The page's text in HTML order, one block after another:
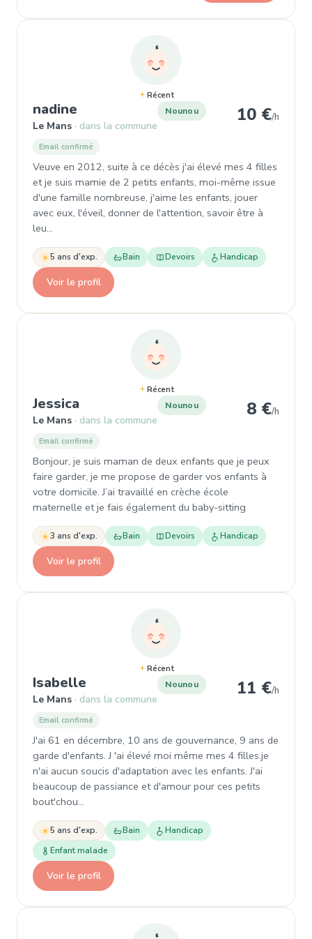
Récent
nadine , Nounou à Le Mans
Le Mans dans la commune
Nounou 10 €/h
Email confirmé
Veuve en 2012, suite à ce décès j'ai élevé mes 4 filles
et je suis mamie de 2 petits enfants, moi-même issue
d'une famille nombreuse, j'aime les enfants, jouer
avec eux, l'éveil, donner de l'attention, savoir être à
leu…
5 ans d'exp. Bain Devoirs Handicap
Voir le profil
Récent
Jessica , Nounou à Le Mans
Le Mans dans la commune
Nounou 8 €/h
Email confirmé
Bonjour, je suis maman de deux enfants que je peux
faire garder, je me propose de garder vos enfants à
votre domicile. J’ai travaillé en crèche école
maternelle et je fais également du baby-sitting
3 ans d'exp. Bain Devoirs Handicap
Voir le profil
Récent
Isabelle , Nounou à Le Mans
Le Mans dans la commune
Nounou 11 €/h
Email confirmé
J'ai 61 en décembre, 10 ans de gouvernance, 9 ans de
garde d'enfants. J 'ai élevé moi même mes 4 filles.je
n'ai aucun soucis d'adaptation avec les enfants. J'ai
beaucoup de passiance et d'amour pour ces petits
bout'chou…
5 ans d'exp. Bain
Handicap
Enfant malade
Voir le profil